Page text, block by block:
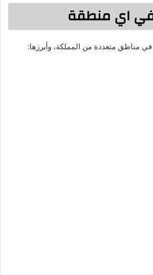
اي منطقة
مناطق متعددة من المملكة، وأبرزها: